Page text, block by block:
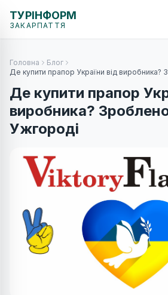
ТУРІНФОРМ
ЗАКАРПАТТЯ
Головна
Блог
Де купити прапор України від виробника?
Де купити прапор
виробника?
Ужгороді